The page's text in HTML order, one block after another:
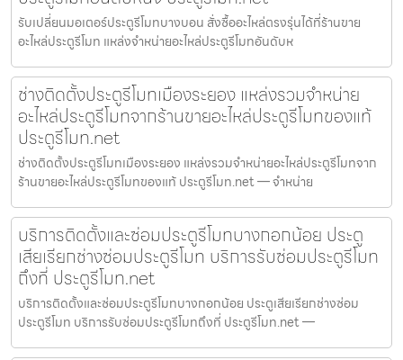
รับเปลี่ยนมอเตอร์ประตูรีโมทบางบอน สั่งซื้ออะไหล่ตรงรุ่นได้ที่ร้านขาย
อะไหล่ประตูรีโมท แหล่งจำหน่ายอะไหล่ประตูรีโมทอันดับห
ช่างติดตั้งประตูรีโมทเมืองระยอง แหล่งรวมจำหน่าย
อะไหล่ประตูรีโมทจากร้านขายอะไหล่ประตูรีโมทของแท้
ประตูรีโมท.net
ช่างติดตั้งประตูรีโมทเมืองระยอง แหล่งรวมจำหน่ายอะไหล่ประตูรีโมทจาก
ร้านขายอะไหล่ประตูรีโมทของแท้ ประตูรีโมท.net — จำหน่าย
บริการติดตั้งและซ่อมประตูรีโมทบางกอกน้อย ประตู
เสียเรียกช่างซ่อมประตูรีโมท บริการรับซ่อมประตูรีโมท
ถึงที่ ประตูรีโมท.net
บริการติดตั้งและซ่อมประตูรีโมทบางกอกน้อย ประตูเสียเรียกช่างซ่อม
ประตูรีโมท บริการรับซ่อมประตูรีโมทถึงที่ ประตูรีโมท.net —